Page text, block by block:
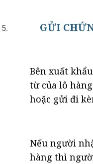
GỬI
Bên xuất
từ của lô
hoặc gửi đi
Nếu người
hàng thì